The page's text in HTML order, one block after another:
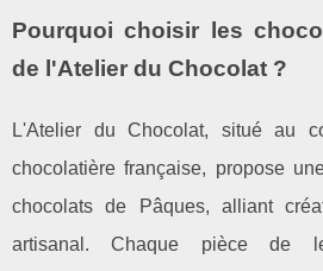
Pourquoi choisir les
de l'Atelier du Chocolat ?
L'Atelier du Chocolat, situé au
chocolatière française, propose
chocolats de Pâques, alliant
artisanal. Chaque pièce de